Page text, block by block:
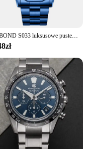
BINBOND S033 luksusowe puste, niemechaniczne, biznesowe zegarki kwarcowe męskie 30M wodoodporne modne modne zegarki męskie